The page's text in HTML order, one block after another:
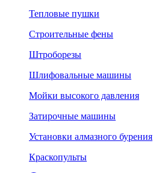
Тепловые пушки
Строительные фены
Штроборезы
Шлифовальные машины
Мойки высокого давления
Затирочные машины
Установки алмазного бурения
Краскопульты